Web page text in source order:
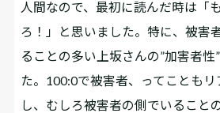
人間なので、最初に読んだ時は「
ろ！」と思いました。特に、被害
ることの多い上坂さんの”加害者性
た。100:0で被害者、ってこともリ
し、むしろ被害者の側でいること